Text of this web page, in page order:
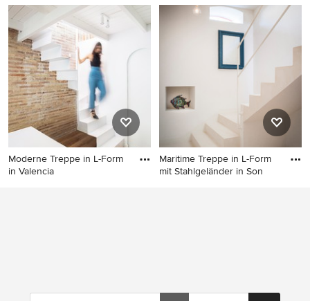
Mittelgroße Skandinavische
Holztreppe in L-Form mit
Holz-Setzstufen in Barcelona
Mittelgroße Moderne
Betontreppe in L-Form mit
Beton-Setzstufen und
Stahlgeländer in Paris
Moderne Treppe in L-Form
in Valencia
Maritime Treppe in L-Form
mit Stahlgeländer in Son